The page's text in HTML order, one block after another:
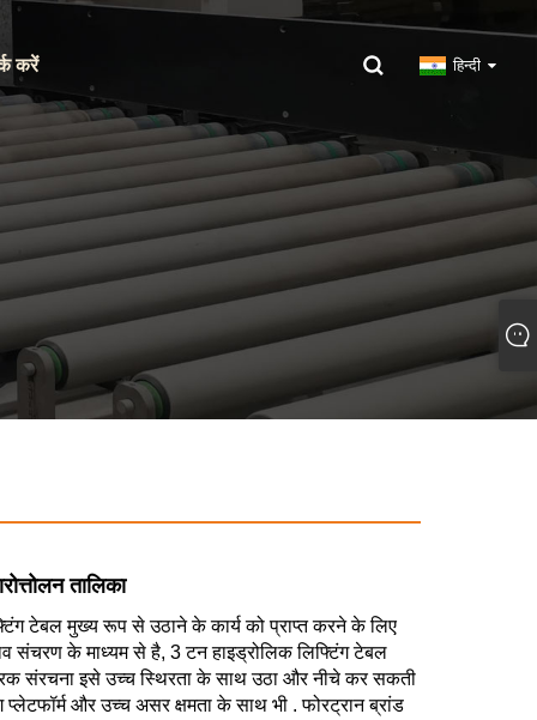
करें हिन्दी
तालिका
टेबल मुख्य रूप से उठाने के कार्य को प्राप्त करने के लिए
संचरण के माध्यम से है, 3 टन हाइड्रोलिक लिफ्टिंग टेबल
संरचना इसे उच्च स्थिरता के साथ उठा और नीचे कर सकती
और उच्च असर क्षमता के साथ भी . फोरट्रान ब्रांड